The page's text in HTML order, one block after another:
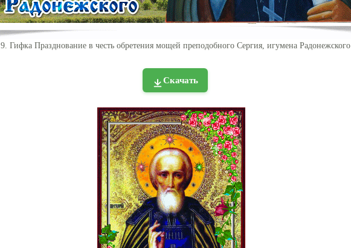
9. Гифка Празднование в честь обретения мощей преподобного Сергия, игумена Радонежского
Скачать